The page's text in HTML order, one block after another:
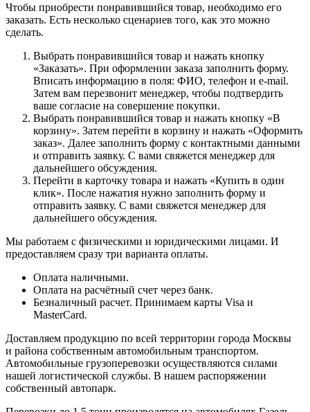
Чтобы приобрести понравившийся товар, необходимо его
заказать. Есть несколько сценариев того, как это можно
сделать.
Выбрать понравившийся товар и нажать кнопку
«Заказать». При оформлении заказа заполнить форму.
Вписать информацию в поля: ФИО, телефон и e-mail.
Затем вам перезвонит менеджер, чтобы подтвердить
ваше согласие на совершение покупки.
Выбрать понравившийся товар и нажать кнопку «В
корзину». Затем перейти в корзину и нажать «Оформить
заказ». Далее заполнить форму с контактными данными
и отправить заявку. С вами свяжется менеджер для
дальнейшего обсуждения.
Перейти в карточку товара и нажать «Купить в один
клик». После нажатия нужно заполнить форму и
отправить заявку. С вами свяжется менеджер для
дальнейшего обсуждения.
Мы работаем с физическими и юридическими лицами. И
предоставляем сразу три варианта оплаты.
Оплата наличными.
Оплата на расчётный счет через банк.
Безналичный расчет. Принимаем карты Visa и
MasterCard.
Доставляем продукцию по всей территории города Москвы
и района собственным автомобильным транспортом.
Автомобильные грузоперевозки осуществляются силами
нашей логистической службы. В нашем распоряжении
собственный автопарк.